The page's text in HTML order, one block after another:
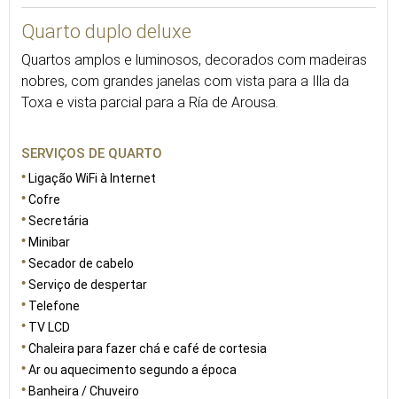
Quarto duplo deluxe
Quartos amplos e luminosos, decorados com madeiras
nobres, com grandes janelas com vista para a Illa da
Toxa e vista parcial para a Ría de Arousa.
SERVIÇOS DE QUARTO
Ligação WiFi à Internet
Cofre
Secretária
Minibar
Secador de cabelo
Serviço de despertar
Telefone
TV LCD
Chaleira para fazer chá e café de cortesia
Ar ou aquecimento segundo a época
Banheira / Chuveiro